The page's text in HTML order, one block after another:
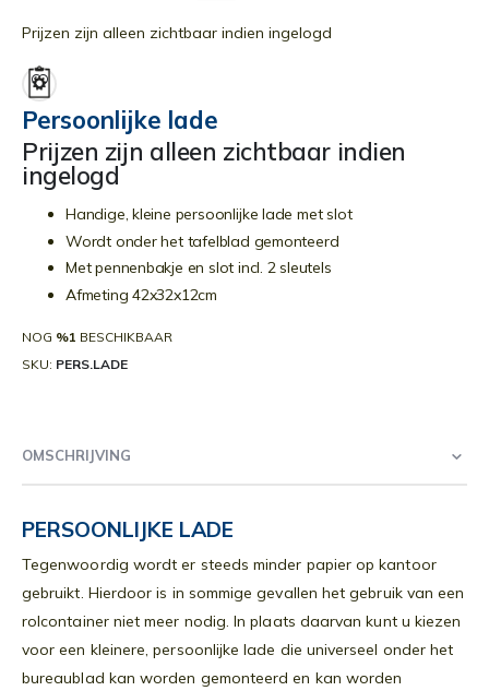
naar
begin
van
de
afbeeldingen-
gallerij
Persoonlijke lade
Prijzen zijn alleen zichtbaar indien
ingelogd
Handige, kleine persoonlijke lade met slot
Wordt onder het tafelblad gemonteerd
Met pennenbakje en slot incl. 2 sleutels
Afmeting 42x32x12cm
NOG %1 BESCHIKBAAR
SKU PERS.LADE
Prijzen zijn alleen zichtbaar indien ingelogd
OMSCHRIJVING
PERSOONLIJKE LADE
Tegenwoordig wordt er steeds minder papier op kantoor
gebruikt. Hierdoor is in sommige gevallen het gebruik van een
rolcontainer niet meer nodig. In plaats daarvan kunt u kiezen
voor een kleinere, persoonlijke lade die universeel onder het
bureaublad kan worden gemonteerd en kan worden